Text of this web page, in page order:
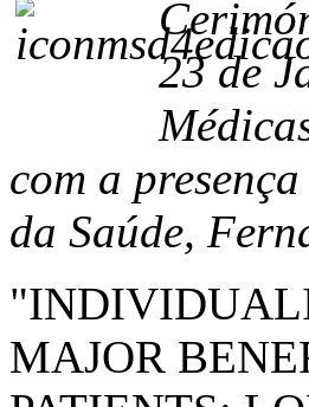
23 de
com a
da Saúde,
MAJOR